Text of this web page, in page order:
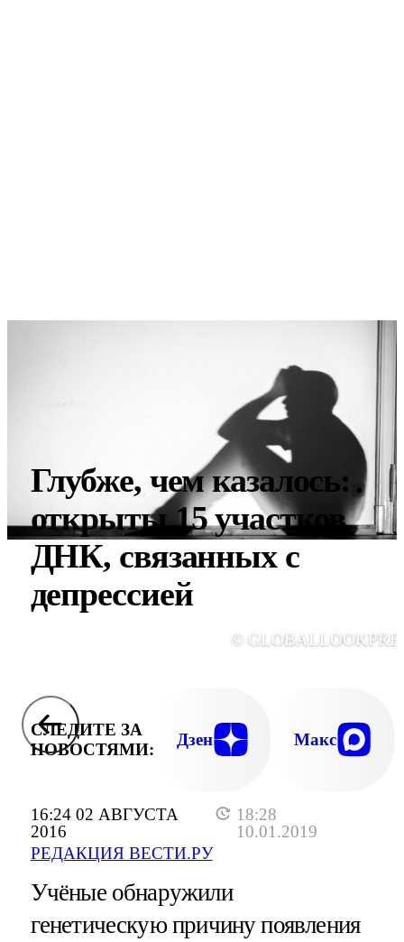
16:24 02 АВГУСТА
2016
18:28
10.01.2019
РЕДАКЦИЯ ВЕСТИ.РУ
Глубже, чем казалось:
открыты 15 участков
ДНК, связанных с
депрессией
©
СЛЕДИТЕ ЗА
НОВОСТЯМИ:
Дзен Макс
Учёные обнаружили
генетическую причину появления